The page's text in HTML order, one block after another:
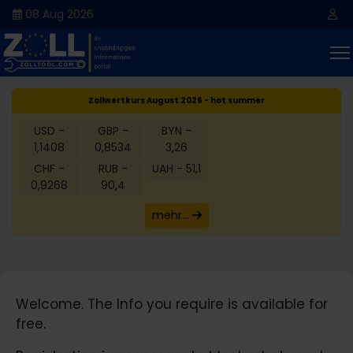
08 Aug 2026
Zollwertkurs August 2026 - hot summer
USD -
1,1408
CHF -
0,9268
GBP -
0,8534
RUB -
90,4
BYN -
3,26
UAH - 51,1
mehr...
Welcome. The Info you require is available for
free.